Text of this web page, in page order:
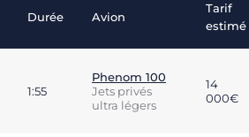
Durée Avion
Tarif
estimé
1:55
Phenom 100
Jets privés
ultra légers
14
000€